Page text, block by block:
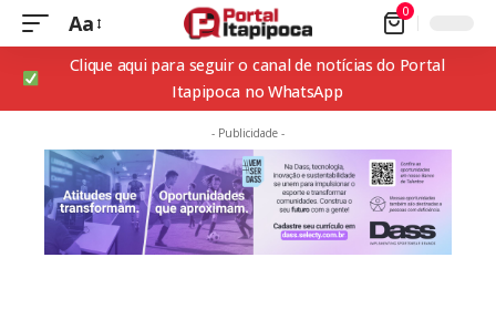
Aa 0
Clique aqui para seguir o canal de notícias do Portal
Itapipoca no WhatsApp
- Publicidade -